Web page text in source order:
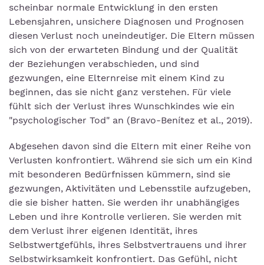
scheinbar normale Entwicklung in den ersten
Lebensjahren, unsichere Diagnosen und Prognosen
diesen Verlust noch uneindeutiger. Die Eltern müssen
sich von der erwarteten Bindung und der Qualität
der Beziehungen verabschieden, und sind
gezwungen, eine Elternreise mit einem Kind zu
beginnen, das sie nicht ganz verstehen. Für viele
fühlt sich der Verlust ihres Wunschkindes wie ein
"psychologischer Tod" an (Bravo-Benítez et al., 2019).
Abgesehen davon sind die Eltern mit einer Reihe von
Verlusten konfrontiert. Während sie sich um ein Kind
mit besonderen Bedürfnissen kümmern, sind sie
gezwungen, Aktivitäten und Lebensstile aufzugeben,
die sie bisher hatten. Sie werden ihr unabhängiges
Leben und ihre Kontrolle verlieren. Sie werden mit
dem Verlust ihrer eigenen Identität, ihres
Selbstwertgefühls, ihres Selbstvertrauens und ihrer
Selbstwirksamkeit konfrontiert. Das Gefühl, nicht